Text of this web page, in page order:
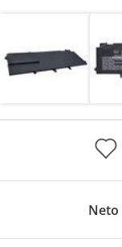
Neto